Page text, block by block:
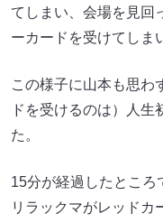
てしまい、会場を見回
ーカードを受けてしま
この様子に山本も思わ
ドを受けるのは）人生
た。
15分が経過したところ
リラックマがレッドカ